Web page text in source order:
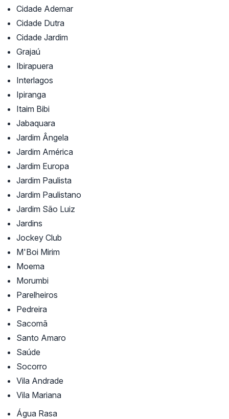
Cidade Ademar
Cidade Dutra
Cidade Jardim
Grajaú
Ibirapuera
Interlagos
Ipiranga
Itaim Bibi
Jabaquara
Jardim Ângela
Jardim América
Jardim Europa
Jardim Paulista
Jardim Paulistano
Jardim São Luiz
Jardins
Jockey Club
M'Boi Mirim
Moema
Morumbi
Parelheiros
Pedreira
Sacomã
Santo Amaro
Saúde
Socorro
Vila Andrade
Vila Mariana
Água Rasa